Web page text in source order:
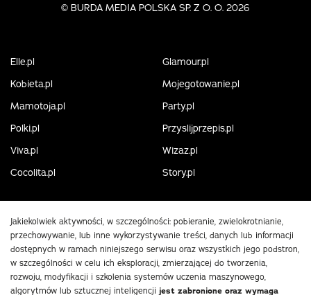
© BURDA MEDIA POLSKA SP. Z O. O. 2026
Elle.pl
Glamour.pl
Kobieta.pl
Mojegotowanie.pl
Mamotoja.pl
Party.pl
Polki.pl
Przyslijprzepis.pl
Viva.pl
Wizaz.pl
Cocolita.pl
Story.pl
Jakiekolwiek aktywności, w szczególności: pobieranie, zwielokrotnianie,
przechowywanie, lub inne wykorzystywanie treści, danych lub informacji
dostępnych w ramach niniejszego serwisu oraz wszystkich jego podstron,
w szczególności w celu ich eksploracji, zmierzającej do tworzenia,
rozwoju, modyfikacji i szkolenia systemów uczenia maszynowego,
algorytmów lub sztucznej inteligencji jest zabronione oraz wymaga